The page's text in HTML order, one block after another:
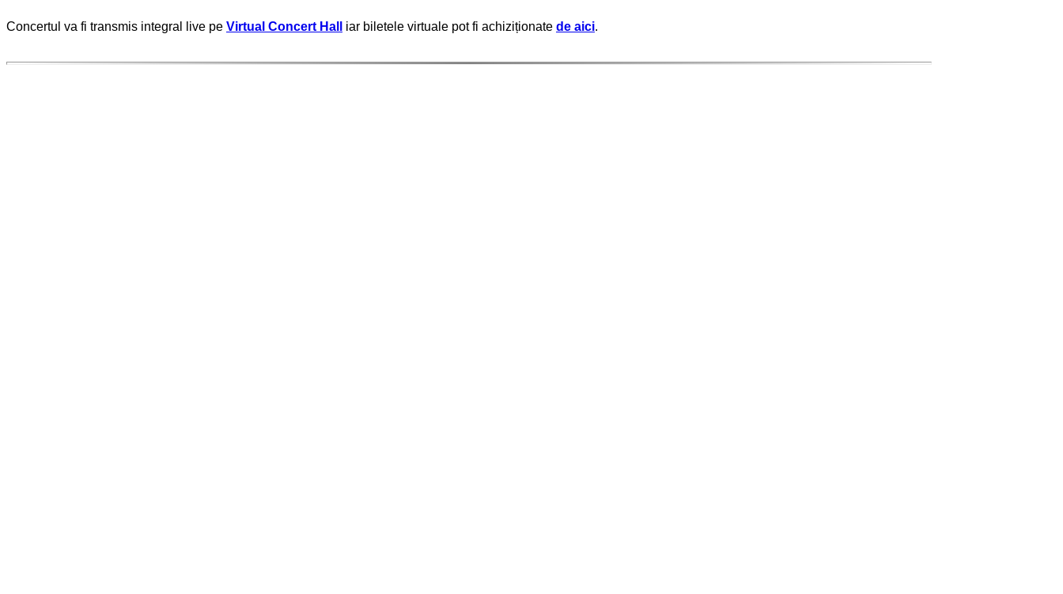
Concertul va fi transmis integral live pe Virtual Concert Hall iar biletele virtuale pot fi achiziționate de aici.